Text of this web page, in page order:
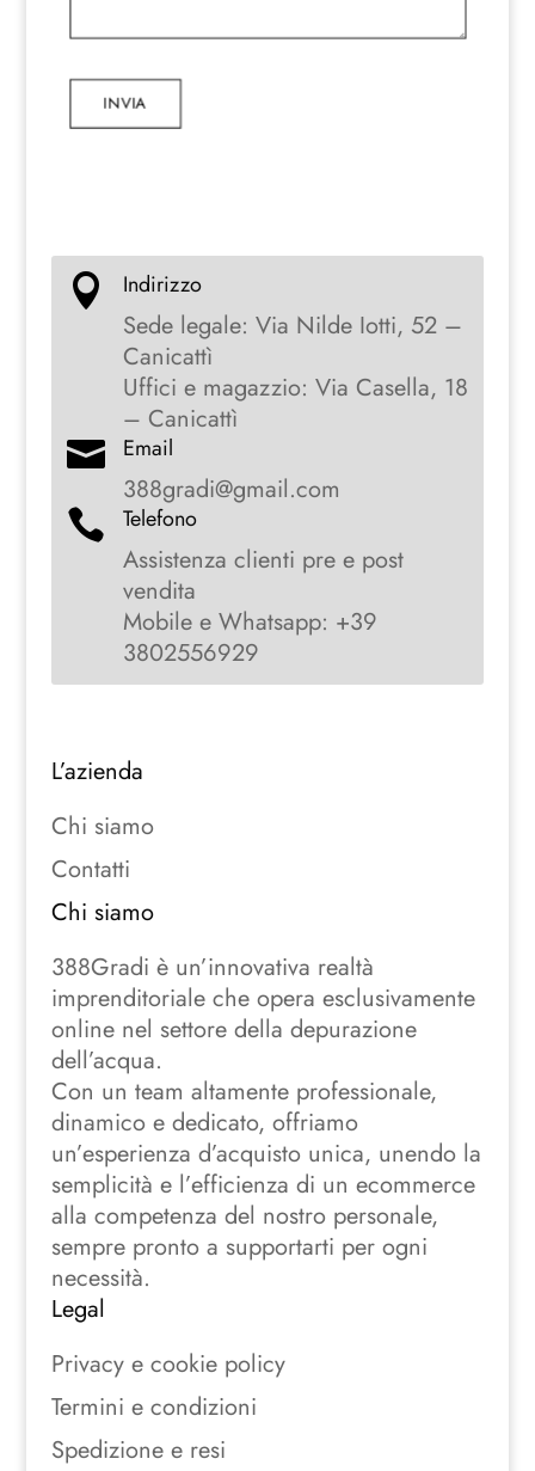
INVIA
 Indirizzo
Sede legale: Via Nilde Iotti, 52 –
Canicattì
Uffici e magazzio: Via Casella, 18
– Canicattì
 Email
388gradi@gmail.com
 Telefono
Assistenza clienti pre e post
vendita
Mobile e Whatsapp: +39
3802556929
L’azienda
Chi siamo
Contatti
Chi siamo
388Gradi è un’innovativa realtà
imprenditoriale che opera esclusivamente
online nel settore della depurazione
dell’acqua.
Con un team altamente professionale,
dinamico e dedicato, offriamo
un’esperienza d’acquisto unica, unendo la
semplicità e l’efficienza di un ecommerce
alla competenza del nostro personale,
sempre pronto a supportarti per ogni
necessità.
Legal
Privacy e cookie policy
Termini e condizioni
Spedizione e resi